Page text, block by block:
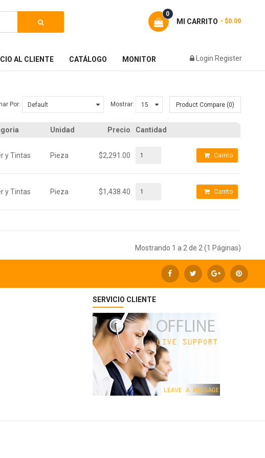
MI CARRITO
0
- $0.00
AL CLIENTE CATÁLOGO MONITOR Login Register
Por: Mostrar: Product Compare (0)
Unidad Precio Cantidad
y Tintas Pieza $2,291.00 Carrito
y Tintas Pieza $1,438.40 Carrito
Mostrando 1 a 2 de 2 (1 Páginas)
SERVICIO CLIENTE